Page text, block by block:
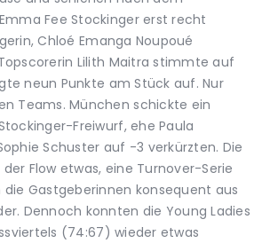
Fee Stockinger erst recht
Chloé Emanga Noupoué
Lilith Maitra stimmte auf
neun Punkte am Stück auf. Nur
Teams. München schickte ein
Freiwurf, ehe Paula
Schuster auf -3 verkürzten. Die
Flow etwas, eine Turnover-Serie
Gastgeberinnen konsequent aus
Dennoch konnten die Young Ladies
(74:67) wieder etwas